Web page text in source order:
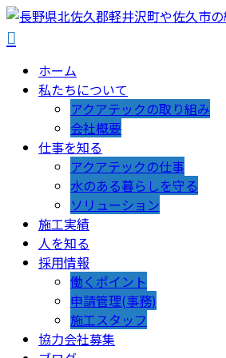
ホーム
私たちについて
アクアテックの取り組み
会社概要
仕事を知る
アクアテックの仕事
水のある暮らしを守る
ソリューション
施工実績
人を知る
採用情報
働くポイント
申請管理(事務)
施工スタッフ
協力会社募集